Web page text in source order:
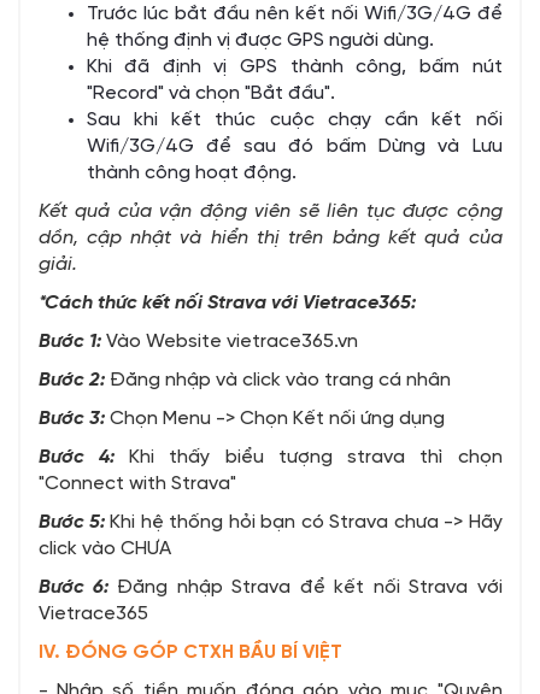
Trước lúc bắt đầu nên kết nối Wifi/3G/4G để
hệ thống định vị được GPS người dùng.
Khi đã định vị GPS thành công, bấm nút
"Record" và chọn "Bắt đầu".
Sau khi kết thúc cuộc chạy cần kết nối
Wifi/3G/4G để sau đó bấm Dừng và Lưu
thành công hoạt động.
Kết quả của vận động viên sẽ liên tục được cộng
dồn, cập nhật và hiển thị trên bảng kết quả của
giải.
*Cách thức kết nối Strava với Vietrace365:
Bước 1:Vào Website vietrace365.vn
Bước 2:Đăng nhập và click vào trang cá nhân
Bước 3: Chọn Menu -> Chọn Kết nối ứng dụng
Bước 4:
Khi thấy biểu tượng strava thì chọn
"Connect with Strava"
Bước 5:Khi hệ thống hỏi bạn có Strava chưa -> Hãy
click vào CHƯA
Bước 6:Đăng nhập Strava để kết nối Strava với
Vietrace365
IV. ĐÓNG GÓP CTXH BẦU BÍ VIỆT